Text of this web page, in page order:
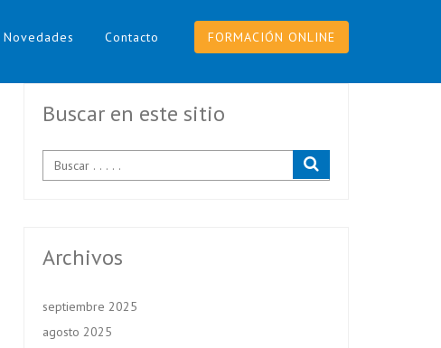
Novedades Contacto FORMACIÓN ONLINE
Buscar en este sitio
Archivos
septiembre 2025
agosto 2025